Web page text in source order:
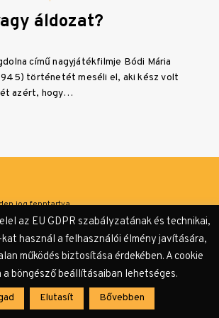
áldozat?
című nagyjátékfilmje Bódi Mária
történetét meséli el, aki kész volt
azért, hogy…
jog fenntartva
az EU GDPR szabályzatának és technikai,
használ a felhasználói élmény javítására,
működés biztosítása érdekében. A cookie
a böngésző beállításaiban lehetséges.
Elutasít Bővebben